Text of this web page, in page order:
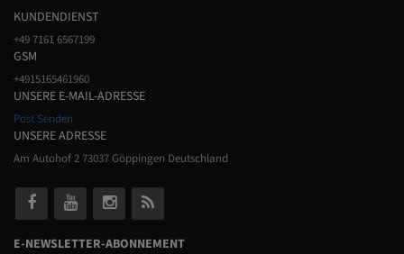
KUNDENDIENST
+49 7161 6567199
GSM
+4915165461960
UNSERE E-MAIL-ADRESSE
Post Senden
UNSERE ADRESSE
Am Autohof 2 73037 Göppingen Deutschland
E-NEWSLETTER-ABONNEMENT